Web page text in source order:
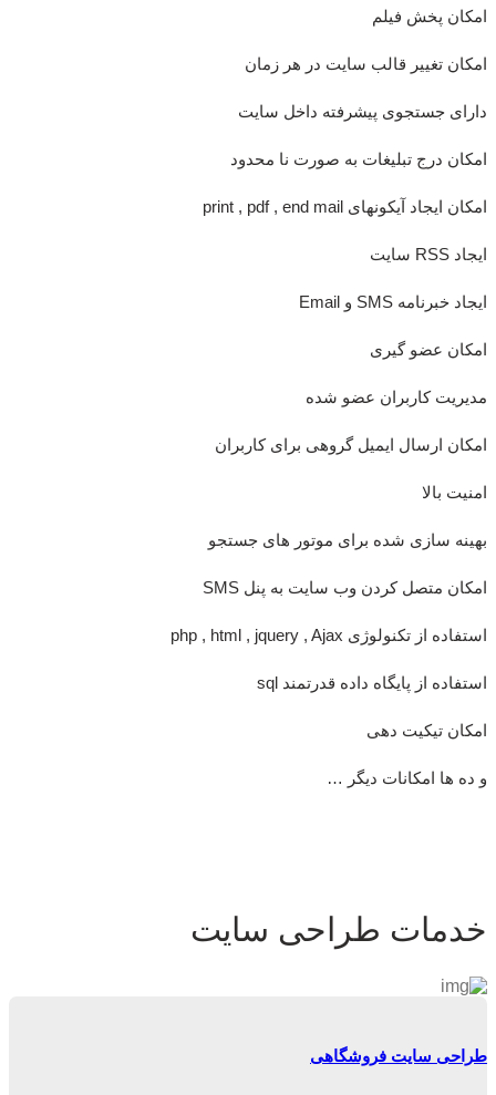
امکان پخش فیلم
امکان تغییر قالب سایت در هر زمان
دارای جستجوی پیشرفته داخل سایت
امکان درج تبلیغات به صورت نا محدود
امکان ایجاد آیکونهای print , pdf , end mail
ایجاد RSS سایت
ایجاد خبرنامه SMS و Email
امکان عضو گیری
مدیریت کاربران عضو شده
امکان ارسال ایمیل گروهی برای کاربران
امنیت بالا
بهینه سازی شده برای موتور های جستجو
امکان متصل کردن وب سایت به پنل SMS
استفاده از تکنولوژی php , html , jquery , Ajax
استفاده از پایگاه داده قدرتمند sql
امکان تیکیت دهی
و ده ها امکانات دیگر …
خدمات طراحی سایت
طراحی سایت فروشگاهی